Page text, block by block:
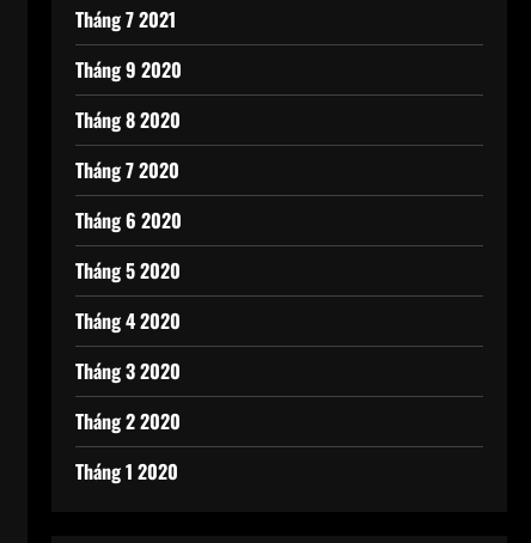
Tháng 7 2021
Tháng 9 2020
Tháng 8 2020
Tháng 7 2020
Tháng 6 2020
Tháng 5 2020
Tháng 4 2020
Tháng 3 2020
Tháng 2 2020
Tháng 1 2020